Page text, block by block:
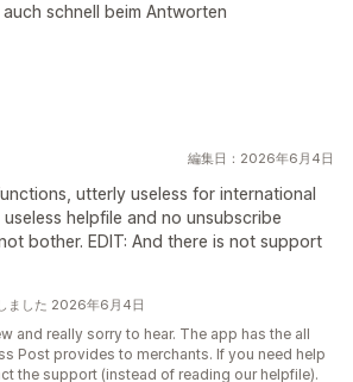
schnell beim Antworten
編集日：2026年6月4日
utterly useless for international
helpfile and no unsubscribe
bother. EDIT: And there is not support
ました 2026年6月4日
and really sorry to hear. The app has the all
Post provides to merchants. If you need help
the support (instead of reading our helpfile).